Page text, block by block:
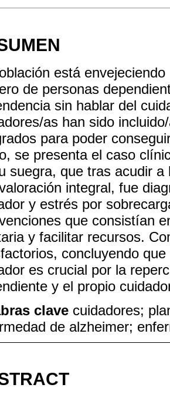
está
de personas
sin hablar del
as han sido
para poder
se presenta el caso
suegra, que tras acudir
integral, fue
y estrés por
que consistían
y facilitar recursos.
concluyendo
es crucial por la
y el propio
clave cuidadores;
de alzheimer;